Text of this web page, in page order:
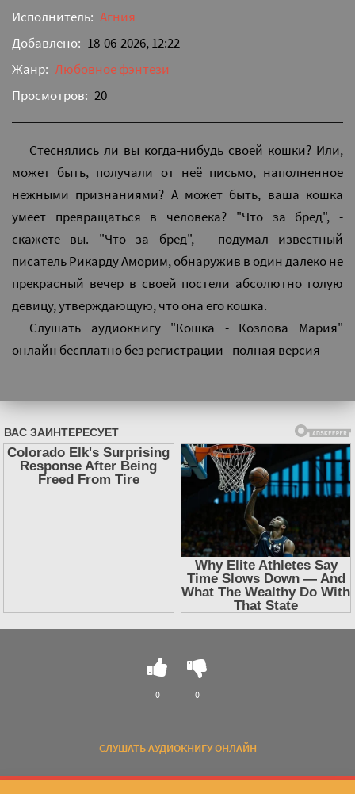
Исполнитель: Агния
Добавлено: 18-06-2026, 12:22
Жанр: Любовное фэнтези
Просмотров: 20
Стеснялись ли вы когда-нибудь своей кошки? Или,
может быть, получали от неё письмо, наполненное
нежными признаниями? А может быть, ваша кошка
умеет превращаться в человека? "Что за бред", -
скажете вы. "Что за бред", - подумал известный
писатель Рикарду Аморим, обнаружив в один далеко не
прекрасный вечер в своей постели абсолютно голую
девицу, утверждающую, что она его кошка.
Слушать аудиокнигу "Кошка - Козлова Мария"
онлайн бесплатно без регистрации - полная версия
СЛУШАТЬ АУДИОКНИГУ ОНЛАЙН
0 0